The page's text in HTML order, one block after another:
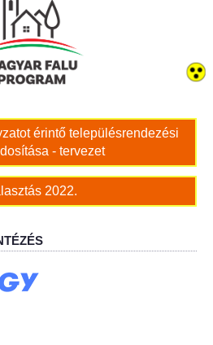
Horgász Egyesület
Társulat Egyesület
Klub
Egyesültet Klub
Tűzoltó Egyesület
érintő településrendezési
- tervezet
2022.